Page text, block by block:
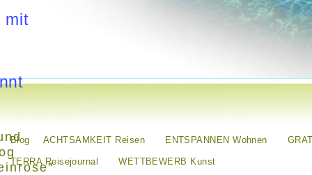
mit
Blog ACHTSAMKEIT Reisen ENTSPANNEN Wohnen
TERRA Reisejournal WETTBEWERB Kunst